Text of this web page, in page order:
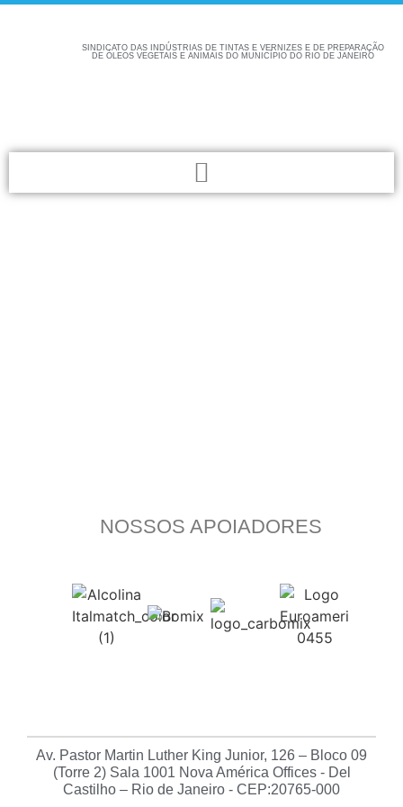
SINDICATO DAS INDÚSTRIAS DE TINTAS E VERNIZES E DE PREPARAÇÃO
DE ÓLEOS VEGETAIS E ANIMAIS DO MUNICÍPIO DO RIO DE JANEIRO
NOSSOS APOIADORES
Av. Pastor Martin Luther King Junior, 126 – Bloco 09
(Torre 2) Sala 1001 Nova América Offices - Del
Castilho – Rio de Janeiro - CEP:20765-000